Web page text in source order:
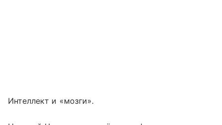
Интеллект и «мозги».